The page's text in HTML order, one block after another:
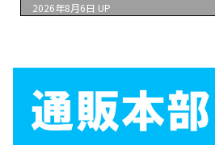
2026年8月6日 UP